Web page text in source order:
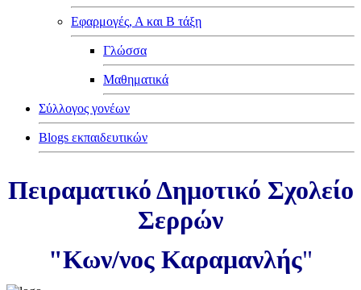
Εφαρμογές, Α και Β τάξη
Γλώσσα
Μαθηματικά
Σύλλογος γονέων
Blogs εκπαιδευτικών
Πειραματικό Δημοτικό Σχολείο
Σερρών
"Κων/νος Καραμανλής"